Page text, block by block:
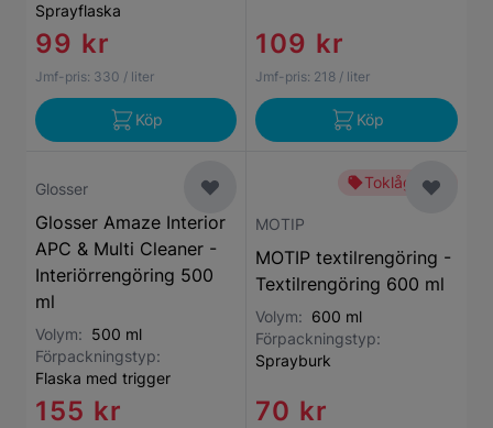
Sprayflaska
99 kr
Jmf-pris: 330 / liter
Köp
109 kr
Jmf-pris: 218 / liter
Köp
Glosser
Glosser Amaze Interior
APC & Multi Cleaner -
Interiörrengöring 500
ml
Volym: 500 ml
Förpackningstyp:
Flaska med trigger
155 kr
Toklågt pris
MOTIP
MOTIP textilrengöring -
Textilrengöring 600 ml
Volym: 600 ml
Förpackningstyp:
Sprayburk
70 kr